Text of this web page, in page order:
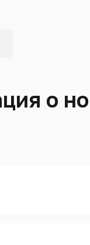
о